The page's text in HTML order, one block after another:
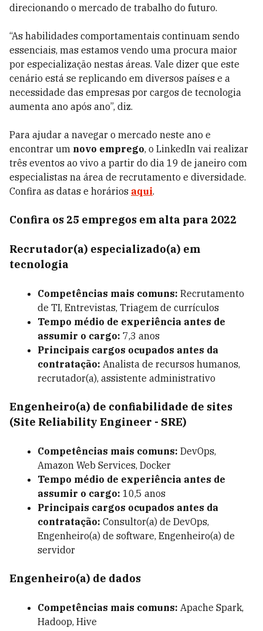
direcionando o mercado de trabalho do futuro.
“As habilidades comportamentais continuam sendo
essenciais, mas estamos vendo uma procura maior
por especialização nestas áreas. Vale dizer que este
cenário está se replicando em diversos países e a
necessidade das empresas por cargos de tecnologia
aumenta ano após ano”, diz.
Para ajudar a navegar o mercado neste ano e
encontrar um novo emprego, o LinkedIn vai realizar
três eventos ao vivo a partir do dia 19 de janeiro com
especialistas na área de recrutamento e diversidade.
Confira as datas e horários aqui.
Confira os 25 empregos em alta para 2022
Recrutador(a) especializado(a) em
tecnologia
Competências mais comuns: Recrutamento
de TI, Entrevistas, Triagem de currículos
Tempo médio de experiência antes de
assumir o cargo: 7,3 anos
Principais cargos ocupados antes da
contratação: Analista de recursos humanos,
recrutador(a), assistente administrativo
Engenheiro(a) de confiabilidade de sites
(Site Reliability Engineer - SRE)
Competências mais comuns: DevOps,
Amazon Web Services, Docker
Tempo médio de experiência antes de
assumir o cargo: 10,5 anos
Principais cargos ocupados antes da
contratação: Consultor(a) de DevOps,
Engenheiro(a) de software, Engenheiro(a) de
servidor
Engenheiro(a) de dados
Competências mais comuns: Apache Spark,
Hadoop, Hive